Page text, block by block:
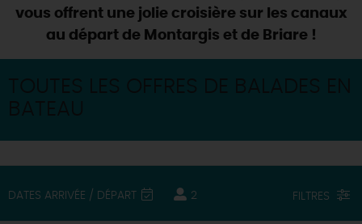
AUJOURD'HUI
CE WEEK-END
CETTE SEMAINE
vous offrent une jolie croisière sur les canaux
au départ de Montargis et de Briare !
DATES ARRIVÉE / DÉPART 2 FILTRES